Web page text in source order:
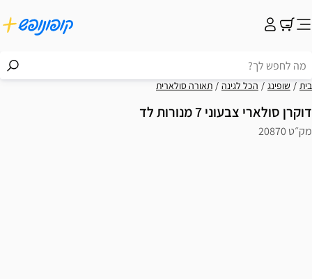
בית שופינג הכל לגינה תאורה סולארית
דוקרן סולארי צבעוני 7 מנורות לד
מק״ט 20870